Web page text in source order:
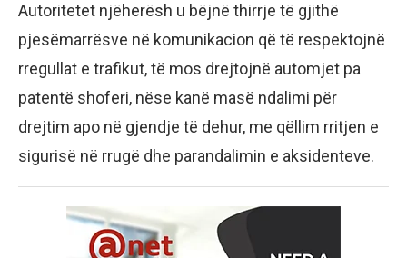
Autoritetet njëherësh u bëjnë thirrje të gjithë
pjesëmarrësve në komunikacion që të respektojnë
rregullat e trafikut, të mos drejtojnë automjet pa
patentë shoferi, nëse kanë masë ndalimi për
drejtim apo në gjendje të dehur, me qëllim rritjen e
sigurisë në rrugë dhe parandalimin e aksidenteve.